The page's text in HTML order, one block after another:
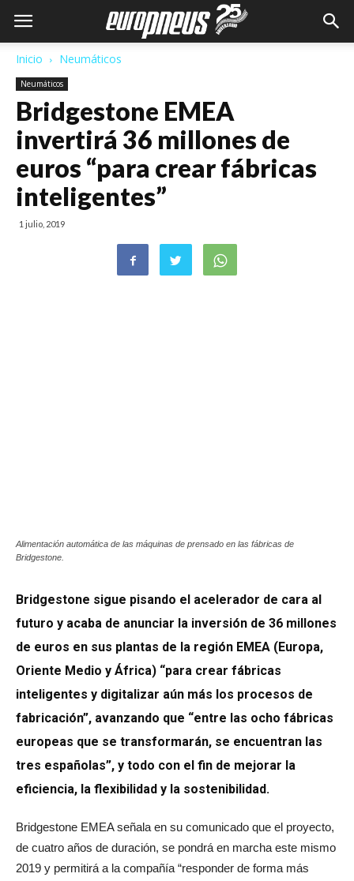
Inicio Neumáticos
Neumáticos
Bridgestone EMEA
invertirá 36 millones de
euros “para crear fábricas
inteligentes”
1 julio, 2019
Alimentación automática de las máquinas de prensado en las fábricas de
Bridgestone.
Bridgestone sigue pisando el acelerador de cara al
futuro y acaba de anunciar la inversión de 36 millones
de euros en sus plantas de la región EMEA (Europa,
Oriente Medio y África) “para crear fábricas
inteligentes y digitalizar aún más los procesos de
fabricación”, avanzando que “entre las ocho fábricas
europeas que se transformarán, se encuentran las
tres españolas”, y todo con el fin de mejorar la
eficiencia, la flexibilidad y la sostenibilidad.
Bridgestone EMEA señala en su comunicado que el proyecto,
de cuatro años de duración, se pondrá en marcha este mismo
2019 y permitirá a la compañía “responder de forma más